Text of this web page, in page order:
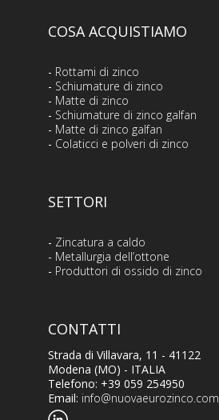
COSA ACQUISTIAMO
- Rottami di zinco
- Schiumature di zinco
- Matte di zinco
- Schiumature di zinco galfan
- Matte di zinco galfan
- Colaticci e polveri di zinco
SETTORI
- Zincatura a caldo
- Metallurgia dell’ottone
- Produttori di ossido di zinco
CONTATTI
Strada di Villavara, 11 - 41122
Modena (MO) - ITALIA
Telefono: +39 059 254950
Email: info@nuovaeurozinco.com